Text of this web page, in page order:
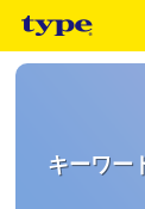
キーワー